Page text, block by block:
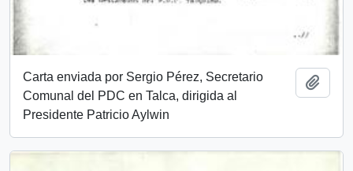
Carta enviada por Sergio Pérez, Secretario
Comunal del PDC en Talca, dirigida al
Presidente Patricio Aylwin